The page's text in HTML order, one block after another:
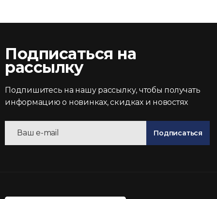
Подписаться на
рассылку
Подпишитесь на нашу рассылку, чтобы получать
информацию о новинках, скидках и новостях
Подписаться